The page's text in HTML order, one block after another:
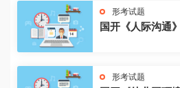
形考试题
国开《人际沟通
形考试题